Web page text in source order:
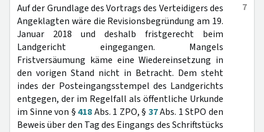
7
Auf der Grundlage des Vortrags des Verteidigers des
Angeklagten wäre die Revisionsbegründung am 19.
Januar 2018 und deshalb fristgerecht beim
Landgericht eingegangen. Mangels
Fristversäumung käme eine Wiedereinsetzung in
den vorigen Stand nicht in Betracht. Dem steht
indes der Posteingangsstempel des Landgerichts
entgegen, der im Regelfall als öffentliche Urkunde
im Sinne von §418Abs. 1 ZPO, § 37Abs. 1 StPO den
Beweis über den Tag des Eingangs des Schriftstücks